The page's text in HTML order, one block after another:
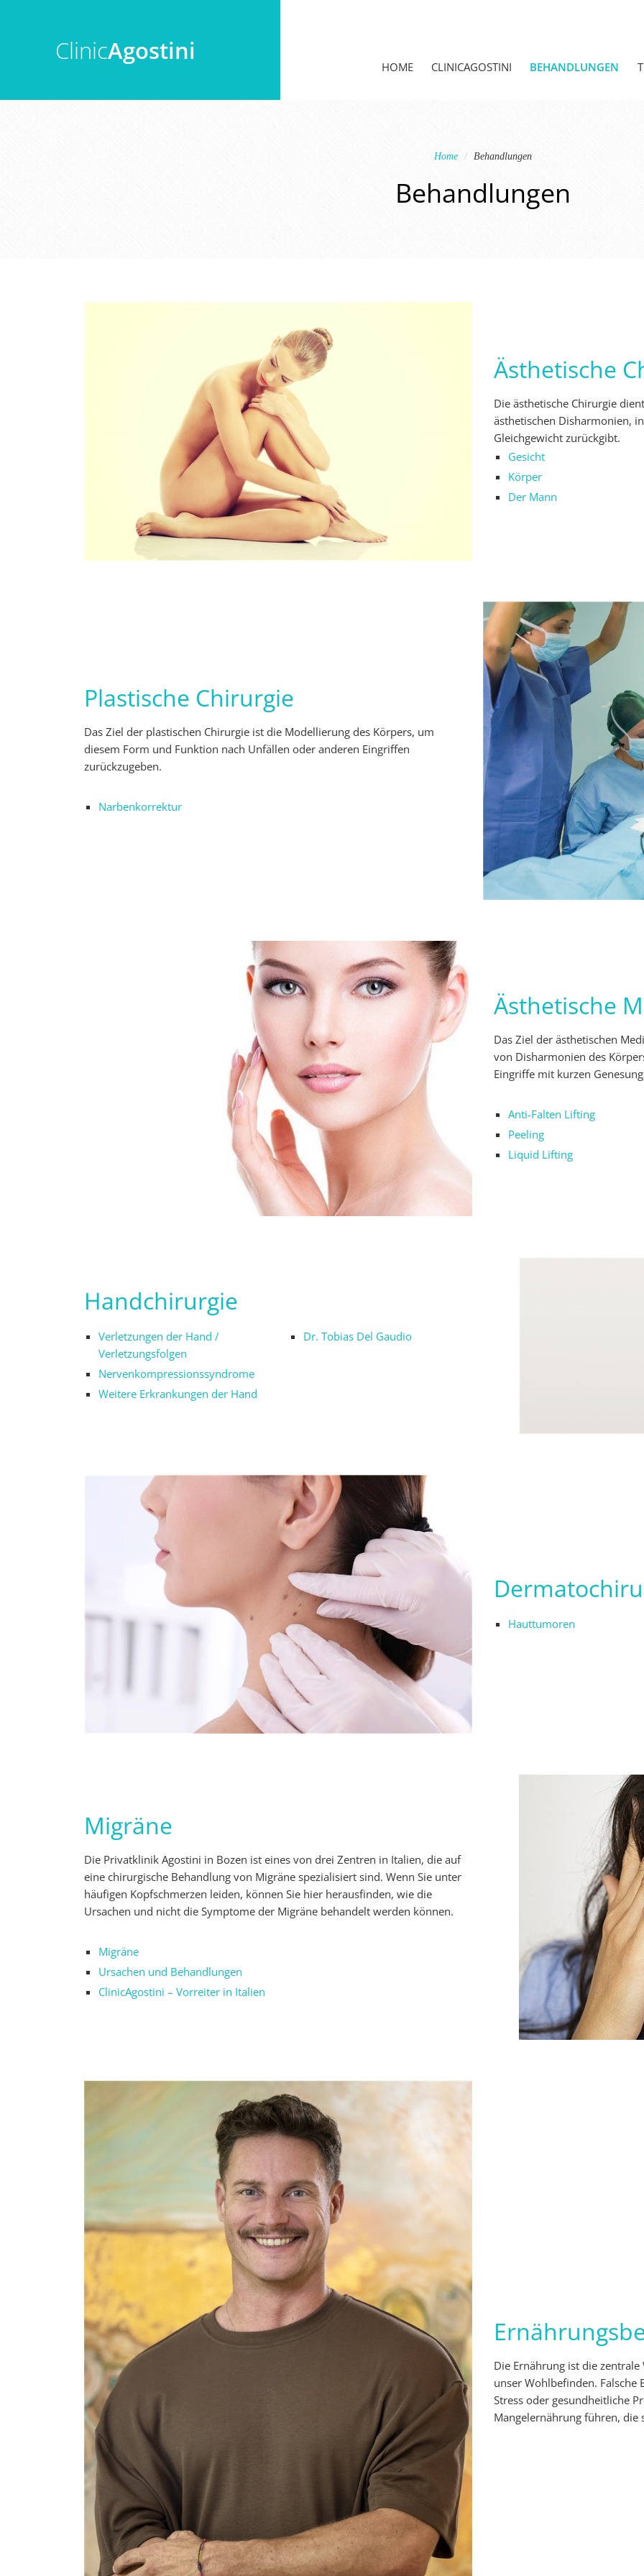
ClinicAgostini
HOME CLINICAGOSTINI BEHANDLUNGEN
Home Behandlungen
Behandlungen
Ästhetische
Die ästhetische Chirurgie
ästhetischen Disharmonien,
Gleichgewicht zurückgibt.
Gesicht
Körper
Der Mann
Plastische Chirurgie
Das Ziel der plastischen Chirurgie ist die Modellierung des Körpers, um
diesem Form und Funktion nach Unfällen oder anderen Eingriffen
zurückzugeben.
Narbenkorrektur
Ästhetische
Das Ziel der ästhetischen
von Disharmonien des
Eingriffe mit kurzen
Anti-Falten Lifting
Peeling
Liquid Lifting
Handchirurgie
Verletzungen der Hand /
Verletzungsfolgen
Nervenkompressionssyndrome
Weitere Erkrankungen der Hand
Dr. Tobias Del Gaudio
Hauttumoren
Migräne
Die Privatklinik Agostini in Bozen ist eines von drei Zentren in Italien, die auf
eine chirurgische Behandlung von Migräne spezialisiert sind. Wenn Sie unter
häufigen Kopfschmerzen leiden, können Sie hier herausfinden, wie die
Ursachen und nicht die Symptome der Migräne behandelt werden können.
Migräne
Ursachen und Behandlungen
ClinicAgostini – Vorreiter in Italien
Die Ernährung ist die
unser Wohlbefinden. Falsche
Stress oder gesundheitliche
Mangelernährung führen, die